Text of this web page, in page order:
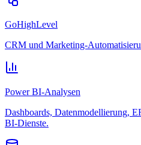
GoHighLevel
CRM und Marketing-
Power BI-Analysen
Dashboards, Datenmodellierung,
BI-Dienste.